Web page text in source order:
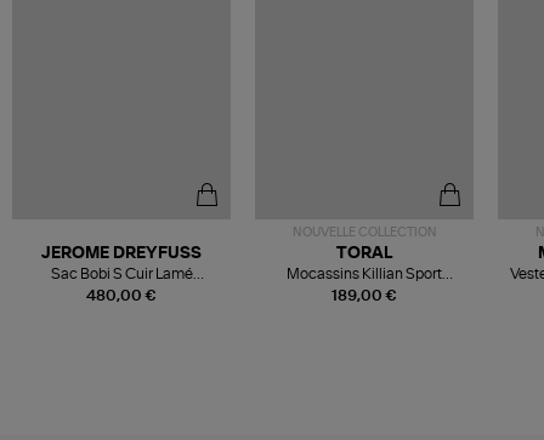
480,00 €
JEROME DREYFUSS
Sac Bobi S Cuir Lamé
Champagne
NOUVELLE COLLECTION
189,00 €
TORAL
Mocassins Killian Sport
Mousse